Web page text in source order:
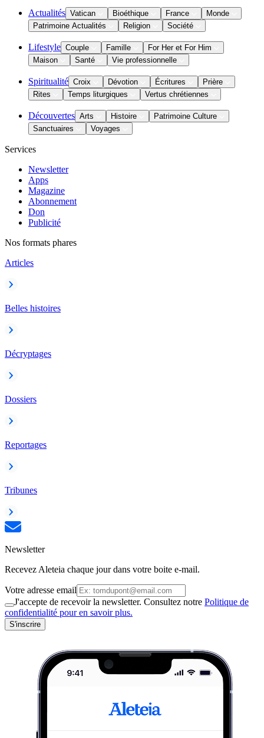
Actualités Vatican Bioéthique France
Monde
Patrimoine Actualités
Religion Société
Lifestyle Couple Famille
For Her et For Him
Maison
Santé Vie professionnelle
Spiritualité Croix Dévotion Écritures
Prière
Rites
Temps liturgiques Vertus chrétiennes
Découvertes Arts Histoire
Patrimoine Culture
Sanctuaires
Voyages
Services
Newsletter
Apps
Magazine
Abonnement
Don
Publicité
Nos formats phares
Articles
Belles histoires
Décryptages
Dossiers
Reportages
Tribunes
Newsletter
Recevez Aleteia chaque jour dans votre boite e-mail.
Votre adresse email
J'accepte de recevoir la newsletter. Consultez notre Politique de
confidentialité pour en savoir plus.
S'inscrire